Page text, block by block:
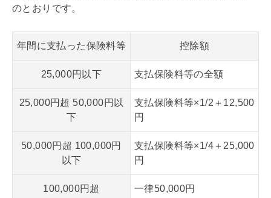
のとおりです。
年間に支払った保険料等 控除額
25,000円以下 支払保険料等の全額
25,000円超 50,000円以
下
支払保険料等×1/2＋12,500
円
50,000円超 100,000円
以下
支払保険料等×1/4＋25,000
円
100,000円超 一律50,000円